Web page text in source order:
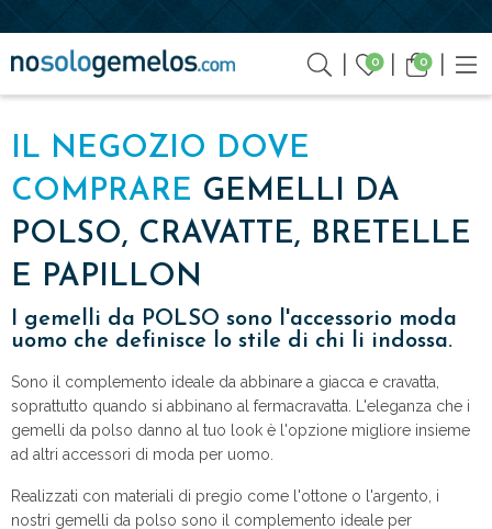
0 0
IL NEGOZIO DOVE
COMPRARE GEMELLI DA
POLSO, CRAVATTE, BRETELLE
E PAPILLON
I gemelli da POLSO sono l'accessorio moda
uomo che definisce lo stile di chi li indossa.
Sono il complemento ideale da abbinare a giacca e cravatta,
soprattutto quando si abbinano al fermacravatta. L'eleganza che i
gemelli da polso danno al tuo look è l'opzione migliore insieme
ad altri accessori di moda per uomo.
Realizzati con materiali di pregio come l'ottone o l'argento, i
nostri gemelli da polso sono il complemento ideale per